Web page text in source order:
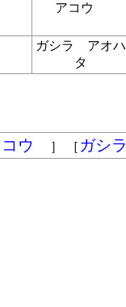
アコウ
ガシラ アオハ
タ
コウ ］ ［ ガシ